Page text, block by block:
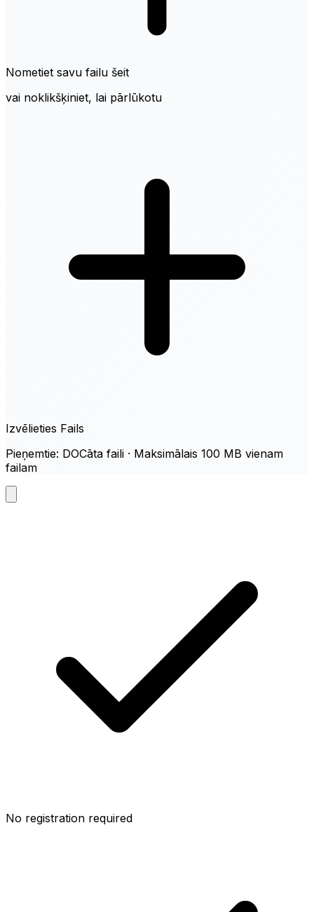
Nometiet savu failu šeit
vai noklikšķiniet, lai pārlūkotu
Izvēlieties Fails
Pieņemtie: DOCāta faili · Maksimālais 100 MB vienam
failam
No registration required